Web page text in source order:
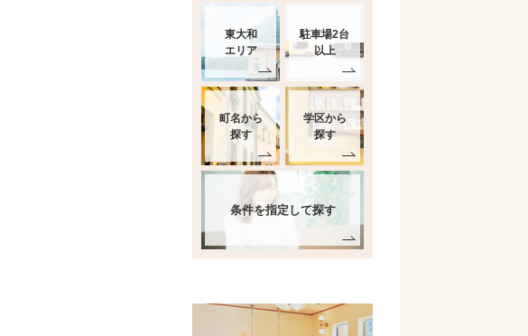
東大和
エリア
駐車場2台
以上
町名から
探す
学区から
探す
条件を指定して探す